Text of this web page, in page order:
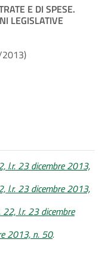
E DI SPESE.
LEGISLATIVE
l.r. 23 dicembre 2013,
l.r. 23 dicembre 2013,
l.r. 23 dicembre
2013, n. 50.